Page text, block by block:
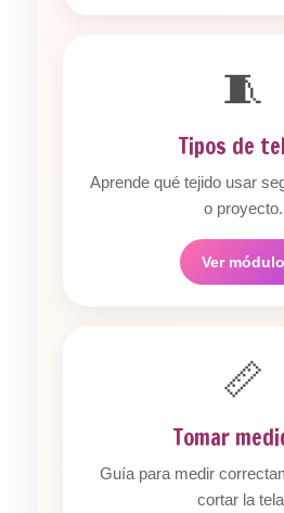
🧵
Tipos de
Aprende qué tejido usar
o proyecto.
Ver módulo
📏
Tomar
Guía para medir
cortar la